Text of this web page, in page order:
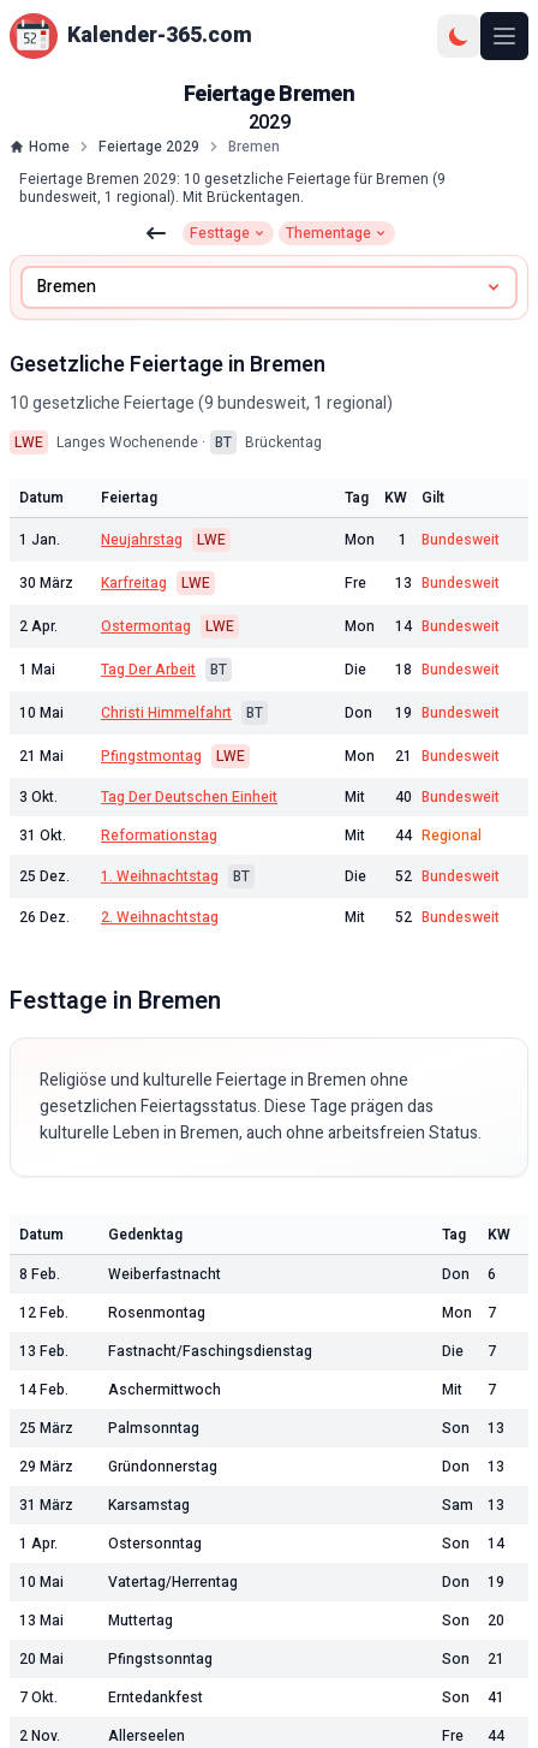
Kalender-365.com
FeiertageBremen
2029
Home Feiertage 2029
Bremen
Feiertage Bremen 2029: 10 gesetzliche Feiertage für Bremen (9
bundesweit, 1 regional). Mit Brückentagen.
Zu Festtagen
Festtage Zu Thementagen
Thementage
Gesetzliche Feiertage in Bremen
10gesetzliche Feiertage (9bundesweit, 1 regional)
LWE Langes Wochenende · BT Brückentag
Datum Feiertag Tag KW
Gilt
1 Jan.
Neujahrstag LWE Mon 1
Bundesweit
30 März
Karfreitag LWE Fre 13 Bundesweit
2 Apr.
Ostermontag LWE Mon 14 Bundesweit
1 Mai
Tag Der Arbeit BT Die 18 Bundesweit
10 Mai
Christi Himmelfahrt BT Don 19 Bundesweit
21 Mai
Pfingstmontag LWE Mon 21
Bundesweit
3 Okt.
Tag Der Deutschen Einheit Mit 40 Bundesweit
31 Okt.
Reformationstag Mit 44 Regional
25 Dez.
1. Weihnachtstag BT Die 52 Bundesweit
26 Dez.
2. Weihnachtstag Mit 52 Bundesweit
Festtage in Bremen
Religiöse und kulturelle Feiertage inBremenohne
gesetzlichen Feiertagsstatus. Diese Tage prägen das
kulturelle Leben inBremen, auch ohne arbeitsfreien Status.
Datum Gedenktag Tag
KW
8 Feb.
Weiberfastnacht Don
6
12 Feb.
Rosenmontag Mon
7
13 Feb.
Fastnacht/Faschingsdienstag Die
7
14 Feb.
Aschermittwoch Mit
7
25 März
Palmsonntag Son
13
29 März
Gründonnerstag Don
13
31 März
Karsamstag Sam
13
1 Apr.
Ostersonntag Son
14
10 Mai
Vatertag/Herrentag Don
19
13 Mai
Muttertag Son
20
20 Mai
Pfingstsonntag Son
21
7 Okt.
Erntedankfest Son
41
2 Nov.
Allerseelen Fre
44